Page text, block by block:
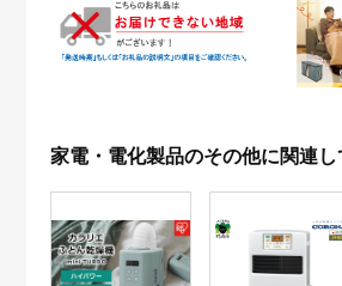
家電・電化製品のその他に関連